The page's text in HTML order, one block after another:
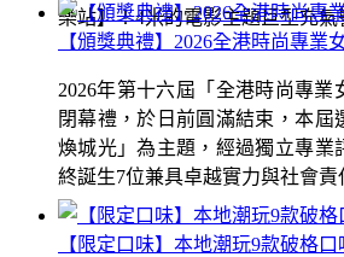
樂站】！4米的電影主題巨型充氣
【限定口味】本地潮玩9款破格
【頒獎典禮】2026全港時尚專業
2026年第十六屆「全港時尚專
閉幕禮，於日前圓滿結束，本屆
煥城光」為主題，經過獨立專業
終誕生7位兼具卓越實力與社會責